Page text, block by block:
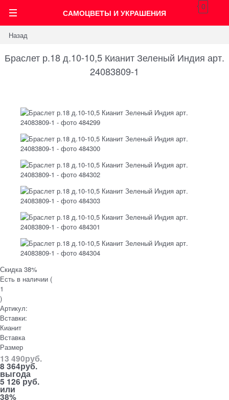
САМОЦВЕТЫ И УКРАШЕНИЯ
0
Назад
Браслет р.18 д.10-10,5 Кианит Зеленый Индия арт.
24083809-1
Скидка 38%
Есть в наличии (
1
)
Артикул:
Вставки:
Кианит
Вставка
Размер
13 490руб.
8 364руб.
выгода
5 126 руб.
или
38%